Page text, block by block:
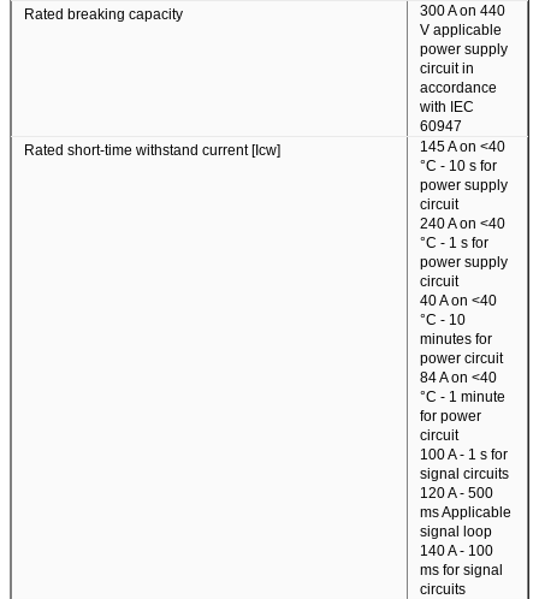
Rated breaking capacity
300 A on 440
V applicable
power supply
circuit in
accordance
with IEC
60947
Rated short-time withstand current [Icw]
145 A on <40
°C - 10 s for
power supply
circuit
240 A on <40
°C - 1 s for
power supply
circuit
40 A on <40
°C - 10
minutes for
power circuit
84 A on <40
°C - 1 minute
for power
circuit
100 A - 1 s for
signal circuits
120 A - 500
ms Applicable
signal loop
140 A - 100
ms for signal
circuits